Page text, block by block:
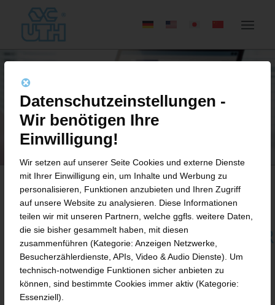
BEWERBUNGSFORMULAR
(M/W/D)
Bitte füllen Sie für Ihre Bewerbung das
Formular aus
Datenschutzeinstellungen -
Wir benötigen Ihre
Einwilligung!
Wir setzen auf unserer Seite Cookies und externe Dienste
mit Ihrer Einwilligung ein, um Inhalte und Werbung zu
personalisieren, Funktionen anzubieten und Ihren Zugriff
auf unsere Website zu analysieren. Diese Informationen
teilen wir mit unseren Partnern, welche ggfls. weitere Daten,
die sie bisher gesammelt haben, mit diesen
zusammenführen (Kategorie: Anzeigen Netzwerke,
Besucherzählerdienste, APIs, Video & Audio Dienste). Um
technisch-notwendige Funktionen sicher anbieten zu
können, sind bestimmte Cookies immer aktiv (Kategorie:
Essenziell).